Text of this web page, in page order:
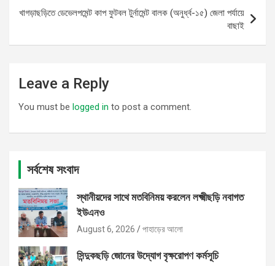
খাগড়াছড়িতে ডেভেলপমেন্ট কাপ ফুটবল টুর্নামেন্ট বালক (অনুর্ধ্ব-১৫) জেলা পর্যায়ে
বাছাই
Leave a Reply
You must be logged in to post a comment.
সর্বশেষ সংবাদ
স্থানীয়দের সাথে মতবিনিময় করলেন লক্ষ্মীছড়ি নবাগত
ইউএনও
August 6, 2026 পাহাড়ের আলো
সিন্দুকছড়ি জোনের উদ্যোগ বৃক্ষরোপণ কর্মসূচি